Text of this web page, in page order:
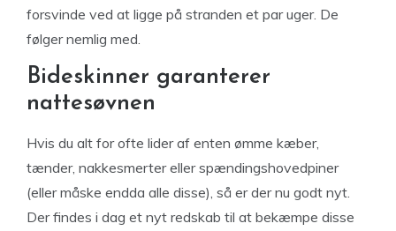
forsvinde ved at ligge på stranden et par uger. De
følger nemlig med.
Bideskinner garanterer
nattesøvnen
Hvis du alt for ofte lider af enten ømme kæber,
tænder, nakkesmerter eller spændingshovedpiner
(eller måske endda alle disse), så er der nu godt nyt.
Der findes i dag et nyt redskab til at bekæmpe disse